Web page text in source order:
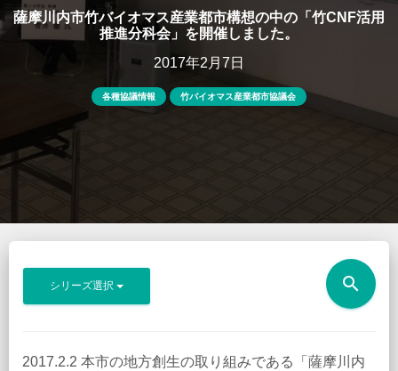
薩摩川内市竹バイオマス産業都市構想の中の「竹CNF活用
推進分科会」を開催しました。
2017年2月7日
各種協議情報 竹バイオマス産業都市協議会
シリーズ選択 search
2017.2.2 本市の地方創生の取り組みである「薩摩川内